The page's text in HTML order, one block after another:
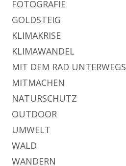
FOTOGRAFIE
GOLDSTEIG
KLIMAKRISE
KLIMAWANDEL
MIT DEM RAD UNTERWEGS
MITMACHEN
NATURSCHUTZ
OUTDOOR
UMWELT
WALD
WANDERN